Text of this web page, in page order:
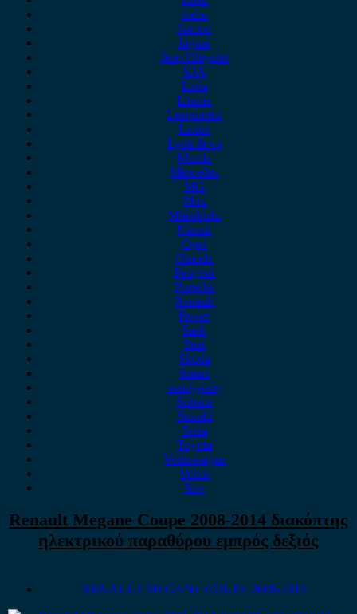
iveco
Jaecoo
Jaguar
Jeep Chrysler
KIA
Lada
Lancia
Leapmotor
Lexus
Lynk & co
Mazda
Mercedes
MG
Mini
Mitsubishi
Nissan
Opel
Omoda
Peugeot
Porsche
Renault
Rover
Saab
Seat
Skoda
Smart
ssangyong
Subaru
Suzuki
Tesla
Toyota
Volkswagen
Volvo
Xev
Renault Megane Coupe 2008-2014 διακόπτης
ηλεκτρικού παραθύρου εμπρός δεξιός
RENAULT MEGANE COUPE 2008-2014